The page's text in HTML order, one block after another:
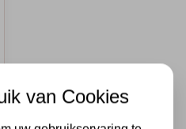
van Cookies